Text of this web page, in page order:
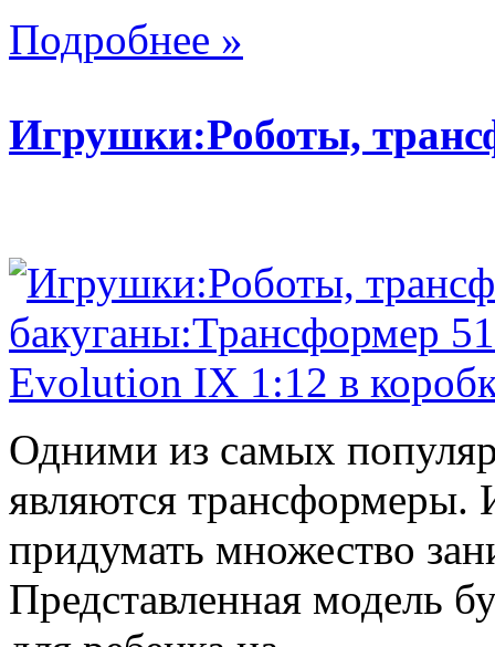
Подробнее »
Игрушки:Роботы,
Одними из самых
являются
придумать множество
Представленная модель